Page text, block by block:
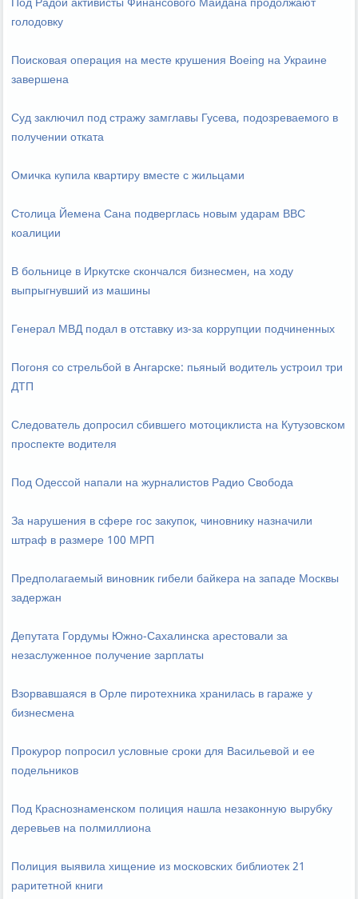
голодовку
Поисковая операция на месте крушения Boeing на Украине
завершена
Суд заключил под стражу замглавы Гусева, подозреваемого в
получении отката
Омичка купила квартиру вместе с жильцами
Столица Йемена Сана подверглась новым ударам ВВС
коалиции
В больнице в Иркутске скончался бизнесмен, на ходу
выпрыгнувший из машины
Генерал МВД подал в отставку из-за коррупции подчиненных
Погоня со стрельбой в Ангарске: пьяный водитель устроил три
ДТП
Следователь допросил сбившего мотоциклиста на Кутузовском
проспекте водителя
Под Одессой напали на журналистов Радио Свобода
За нарушения в сфере гос закупок, чиновнику назначили
штраф в размере 100 МРП
Предполагаемый виновник гибели байкера на западе Москвы
задержан
Депутата Гордумы Южно-Сахалинска арестовали за
незаслуженное получение зарплаты
Взорвавшаяся в Орле пиротехника хранилась в гараже у
бизнесмена
Прокурор попросил условные сроки для Васильевой и ее
подельников
Под Краснознаменском полиция нашла незаконную вырубку
деревьев на полмиллиона
Полиция выявила хищение из московских библиотек 21
раритетной книги